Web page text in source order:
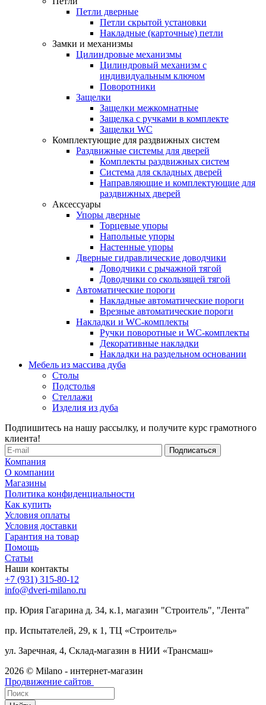
Петли дверные
Петли скрытой установки
Накладные (карточные) петли
Замки и механизмы
Цилиндровые механизмы
Цилиндровый механизм с
индивидуальным ключом
Поворотники
Защелки
Защелки межкомнатные
Защелка с ручками в комплекте
Защелки WC
Комплектующие для раздвижных систем
Раздвижные системы для дверей
Комплекты раздвижных систем
Система для складных дверей
Направляющие и комплектующие для
раздвижных дверей
Аксессуары
Упоры дверные
Торцевые упоры
Напольные упоры
Настенные упоры
Дверные гидравлические доводчики
Доводчики с рычажной тягой
Доводчики со скользящей тягой
Автоматические пороги
Накладные автоматические пороги
Врезные автоматические пороги
Накладки и WC-комплекты
Ручки поворотные и WC-комплекты
Декоративные накладки
Накладки на раздельном основании
Мебель из массива дуба
Столы
Подстолья
Стеллажи
Изделия из дуба
Подпишитесь на нашу рассылку, и получите курс грамотного
клиента!
Компания
О компании
Магазины
Политика конфиденциальности
Как купить
Условия оплаты
Условия доставки
Гарантия на товар
Помощь
Статьи
Наши контакты
+7 (931) 315-80-12
info@dveri-milano.ru
пр. Юрия Гагарина д. 34, к.1, магазин "Строитель", "Лента"
пр. Испытателей, 29, к 1, ТЦ «Строитель»
ул. Заречная, 4, Склад-магазин в НИИ «Трансмаш»
2026 © Milano - интернет-магазин
Продвижение сайтов